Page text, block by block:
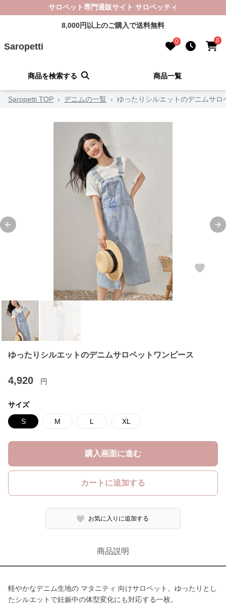
サロペット専門通販サイト サロペッティ
8,000円以上のご購入で送料無料
Saropetti 0 0
商品を検索する 商品一覧
Saropetti TOP › デニムの一覧 › ゆったりシルエットのデニムサロ
Previous slide
ゆったりシルエットのデニムサロペットワンピース
4,920 円
サイズ
S M L XL
購入画面に進む
カートに追加する
お気に入りに追加する
商品説明
軽やかなデニム生地の マタニティ 向けサロペット。ゆったりとし
たシルエットで妊娠中の体型変化にも対応する一枚。